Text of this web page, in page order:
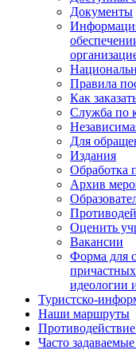
Документы
Правила
Как
Служба по
Для
Издания
Обработка
Архив
Оценить
Вакансии
Форма для
идеологии
Туристско-
Наши маршруты
Часто